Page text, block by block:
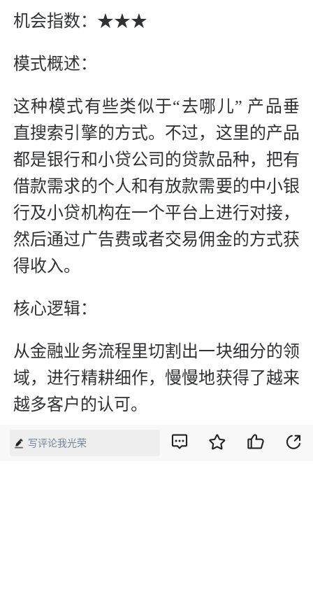
机会指数：★★★
模式概述：
这种模式有些类似于“去哪儿” 产品垂
直搜索引擎的方式。不过，这里的产品
都是银行和小贷公司的贷款品种，把有
借款需求的个人和有放款需要的中小银
行及小贷机构在一个平台上进行对接，
然后通过广告费或者交易佣金的方式获
得收入。
核心逻辑：
从金融业务流程里切割出一块细分的领
域，进行精耕细作，慢慢地获得了越来
越多客户的认可。
代表企业：
写评论我光荣